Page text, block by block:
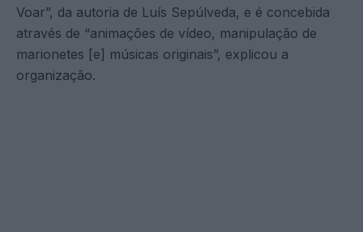
Voar”, da autoria de Luís Sepúlveda, e é concebida
através de “animações de vídeo, manipulação de
marionetes [e] músicas originais”, explicou a
organização.